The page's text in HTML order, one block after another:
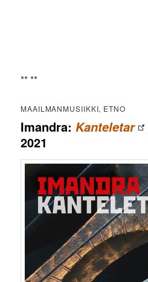
** **
MAAILMANMUSIIKKI, ETNO
Imandra: Kanteletar
2021